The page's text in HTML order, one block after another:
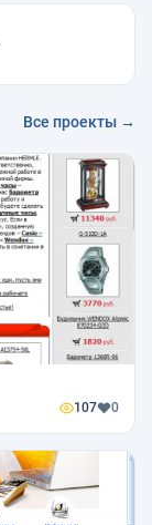
Все проекты →
107 0